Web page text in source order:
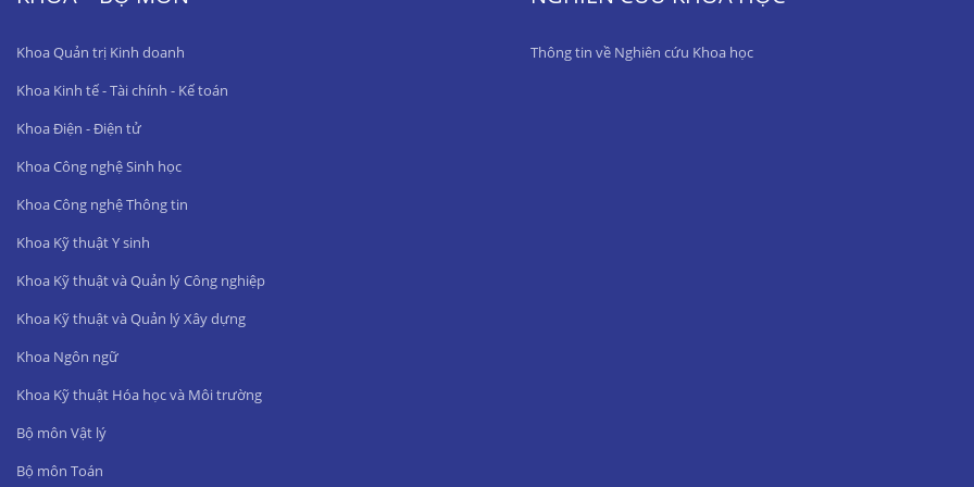
Khoa Quản trị Kinh doanh
Khoa Kinh tế - Tài chính - Kế toán
Khoa Điện - Điện tử
Khoa Công nghệ Sinh học
Khoa Công nghệ Thông tin
Khoa Kỹ thuật Y sinh
Khoa Kỹ thuật và Quản lý Công nghiệp
Khoa Kỹ thuật và Quản lý Xây dựng
Khoa Ngôn ngữ
Khoa Kỹ thuật Hóa học và Môi trường
Bộ môn Vật lý
Bộ môn Toán
Thông tin về Nghiên cứu Khoa học